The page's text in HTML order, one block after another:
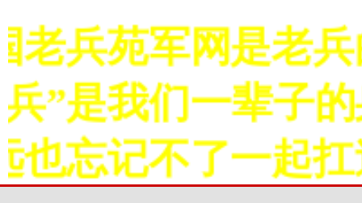
兵苑军网是老兵
是我们一辈子的
忘记不了一起扛